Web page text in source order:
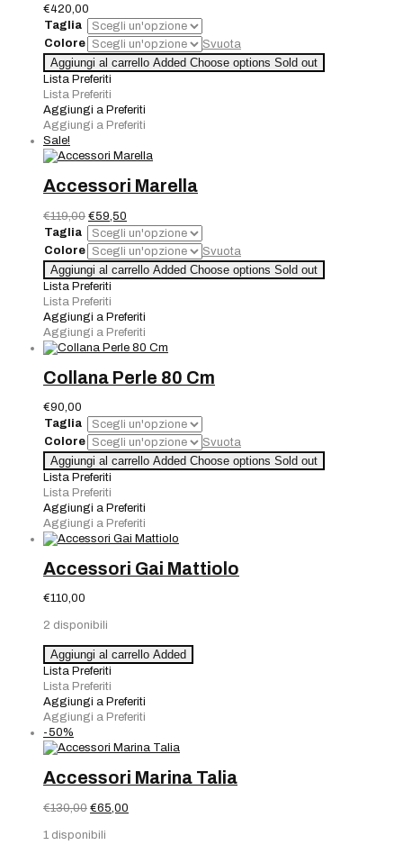
€420,00
Taglia
Colore
Svuota
Quantità
Aggiungi al carrello Added Choose options Sold out
Lista Preferiti
Lista Preferiti
Aggiungi a Preferiti
Aggiungi a Preferiti
Sale!
Accessori Marella
€119,00 Il
prezzo
originale
era:
€119,00.
€59,50
prezzo
attuale
è:
€59,50.
Taglia
Colore
Svuota
Accessori
Marella
quantità
Aggiungi al carrello Added Choose options Sold out
Lista Preferiti
Lista Preferiti
Aggiungi a Preferiti
Aggiungi a Preferiti
Collana Perle 80 Cm
€90,00
Taglia
Colore
Svuota
Collana
Perle
80
Cm
quantità
Aggiungi al carrello Added Choose options Sold out
Lista Preferiti
Lista Preferiti
Aggiungi a Preferiti
Aggiungi a Preferiti
Accessori Gai Mattiolo
€110,00
2 disponibili
Accessori
Gai
Mattiolo
quantità
Aggiungi al carrello Added
Lista Preferiti
Lista Preferiti
Aggiungi a Preferiti
Aggiungi a Preferiti
-50%
Accessori Marina Talia
€130,00 Il
originale
€65,00
1 disponibili